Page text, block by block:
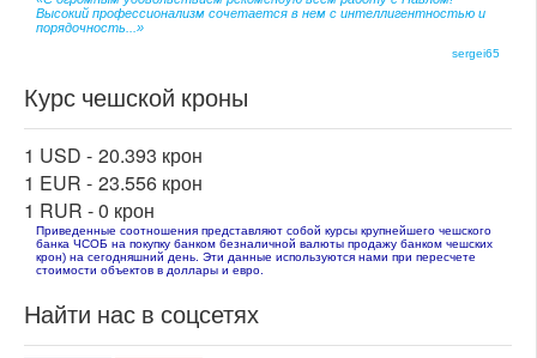
Высокий профессионализм сочетается в нем с интеллигентностью и
порядочность...»
sergei65
Курс чешской кроны
1 USD - 20.393 крон
1 EUR - 23.556 крон
1 RUR -0 крон
Приведенные соотношения представляют собой курсы крупнейшего чешского
банка ЧСОБ на покупку банком безналичной валюты продажу банком чешских
крон) на сегодняшний день. Эти данные используются нами при пересчете
стоимости объектов в доллары и евро.
Найти нас в соцсетях